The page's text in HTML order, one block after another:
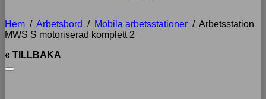
Hem / Arbetsbord / Mobila arbetsstationer / Arbetsstation
MWS S motoriserad komplett 2
« TILLBAKA